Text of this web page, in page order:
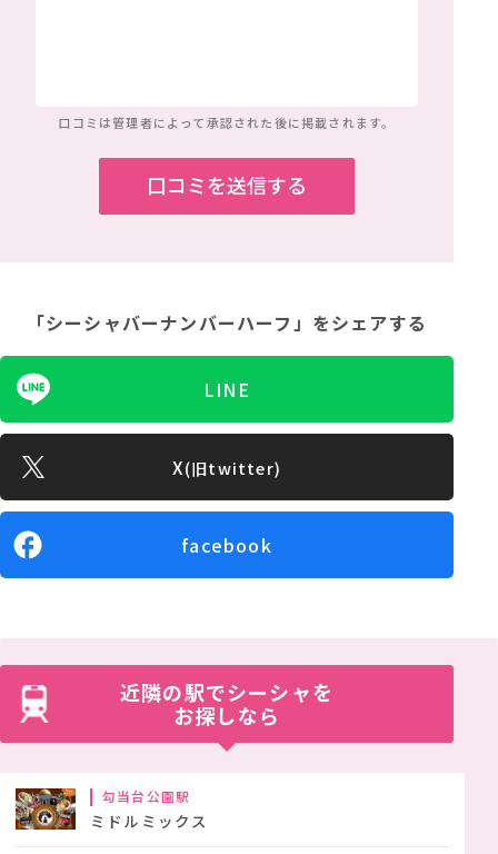
口コミは管理者によって承認された後に掲載されます。
「シーシャバーナンバーハーフ」 をシェアする
LINE
X(旧twitter)
facebook
近隣の駅でシーシャを
お探しなら
勾当台公園駅
ミドルミックス